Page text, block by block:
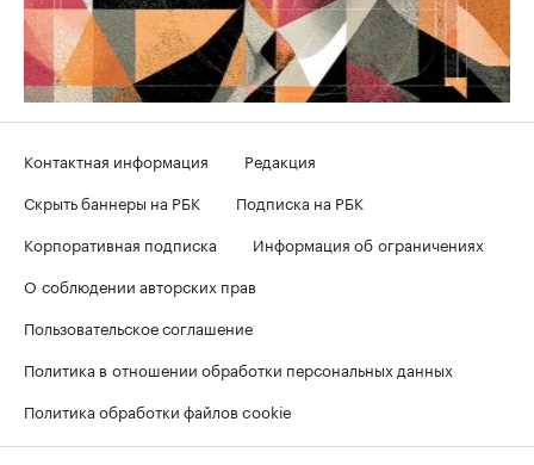
Контактная информация
Редакция
Скрыть баннеры на РБК
Подписка на РБК
Корпоративная подписка
Информация об ограничениях
О соблюдении авторских прав
Пользовательское соглашение
Политика в отношении обработки персональных данных
Политика обработки файлов cookie